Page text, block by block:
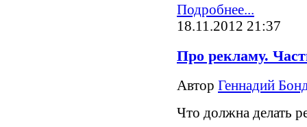
Подробнее...
18.11.2012 21:37
Про рекламу.
Автор Геннадий
Что должна делать